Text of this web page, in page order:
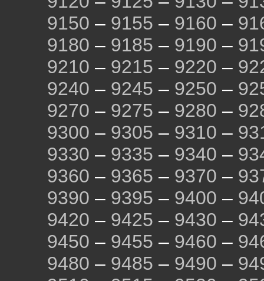
9150 – 9155 – 9160 –
9180 – 9185 – 9190 –
9210 – 9215 – 9220 –
9240 – 9245 – 9250 –
9270 – 9275 – 9280 –
9300 – 9305 – 9310 –
9330 – 9335 – 9340 –
9360 – 9365 – 9370 –
9390 – 9395 – 9400 –
9420 – 9425 – 9430 –
9450 – 9455 – 9460 –
9480 – 9485 – 9490 –